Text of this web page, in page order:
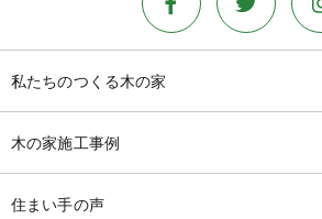
私たちのつくる木の家
木の家施工事例
住まい手の声